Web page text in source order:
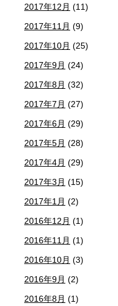
2017年12月 (11)
2017年11月 (9)
2017年10月 (25)
2017年9月 (24)
2017年8月 (32)
2017年7月 (27)
2017年6月 (29)
2017年5月 (28)
2017年4月 (29)
2017年3月 (15)
2017年1月 (2)
2016年12月 (1)
2016年11月 (1)
2016年10月 (3)
2016年9月 (2)
2016年8月 (1)